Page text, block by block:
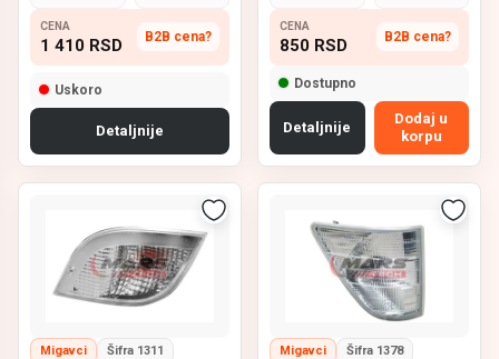
CENA
1 410 RSD B2B cena?
Uskoro
Detaljnije
CENA
850 RSD B2B cena?
Dostupno
Detaljnije
Dodaj u
korpu
Migavci Šifra 1311 Migavci Šifra 1378